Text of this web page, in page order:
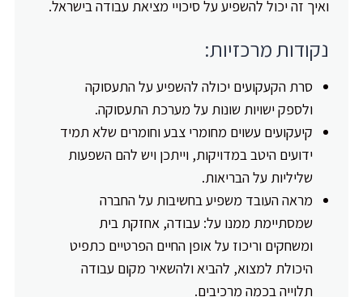
ואיך זה יכול להשפיע על סיכויי מציאת עבודה בישראל.
נקודות מרכזיות:
סרת הקעקועים יכולה להשפיע על התעסוקה
ולספק ישויות שונות על מערכת התעסוקה.
קיעקועים עשוים מחומרי צבע וחומרים שלא תמיד
ידועים היטב במדויקות, וייתכן ויש להם השפעות
שליליות על הבריאות.
מראה העובד משפיע בחשיבות על החברה
שמסתיימת ממנו על: עבודה, אחזקת בית
ומשחקים וריכוז על אופן החיים הפרטיים כתפיט
היכולת למצוא, להביא ולהשאיר מקום עבודה
תלוייה בכמה מרכיבים.